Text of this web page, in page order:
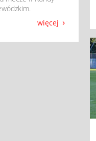
więcej